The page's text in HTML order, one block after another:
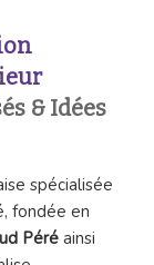
& Idées
spécialisée
fondée en
Péréainsi